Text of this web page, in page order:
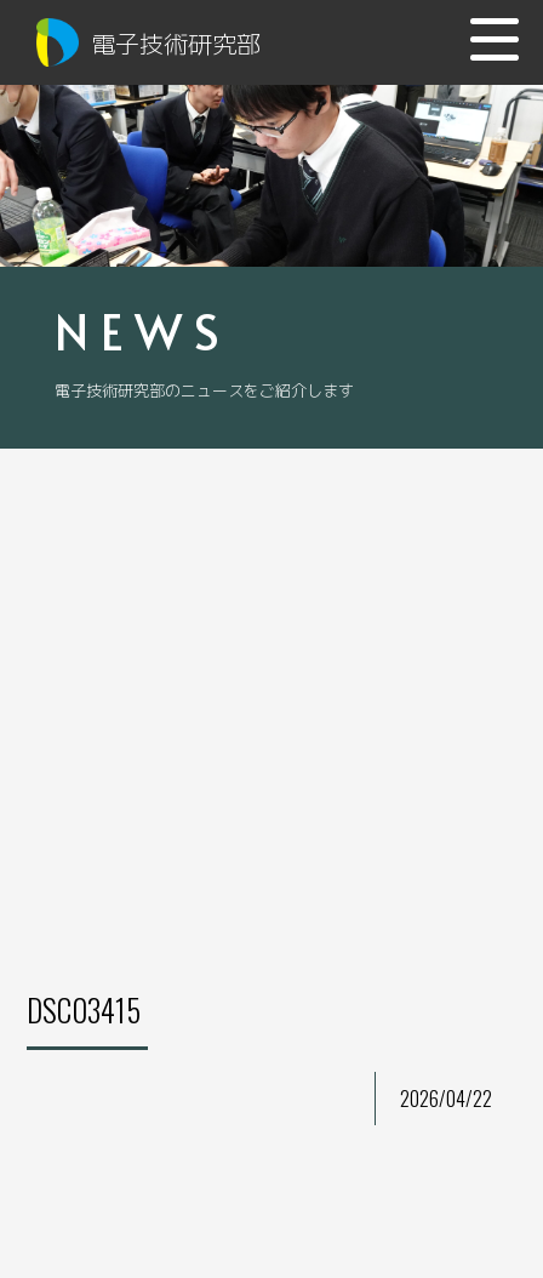
電子技術研究部
NEWS
電子技術研究部のニュースをご紹介します
DSC03415
2026/04/22